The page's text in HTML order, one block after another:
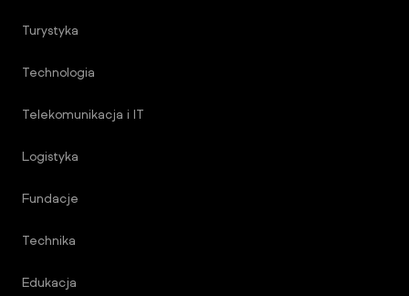
Turystyka
Technologia
Telekomunikacja i IT
Logistyka
Fundacje
Technika
Edukacja